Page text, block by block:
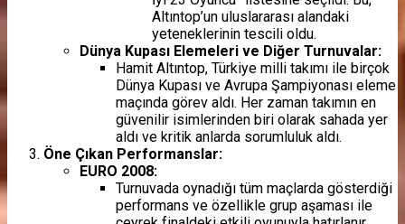
Altıntop’un uluslararası alandaki
yeteneklerinin tescili oldu.
Dünya Kupası Elemeleri ve Diğer Turnuvalar:
Hamit Altıntop, Türkiye milli takımı ile birçok
Dünya Kupası ve Avrupa Şampiyonası eleme
maçında görev aldı. Her zaman takımın en
güvenilir isimlerinden biri olarak sahada yer
aldı ve kritik anlarda sorumluluk aldı.
Öne Çıkan Performanslar:
EURO 2008:
Turnuvada oynadığı tüm maçlarda gösterdiği
performans ve özellikle grup aşaması ile